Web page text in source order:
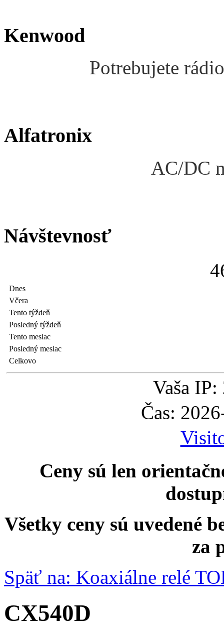
Kenwood
Potrebujete
Alfatronix
AC/DC
Návštevnosť
4
Dnes
Včera
Tento týždeň
Posledný týždeň
Tento mesiac
Posledný mesiac
Celkovo
Vaša
Čas:
Ceny sú len
Všetky ceny sú uvedené
za
Späť na: Koaxiálne relé
CX540D